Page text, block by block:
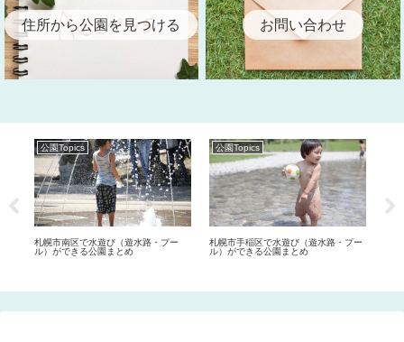
住所から公園を見つける お問い合わせ
公園Topics
札幌市南区で水遊び（遊水路・プー
ル）ができる公園まとめ
公園Topics
札幌市手稲区で水遊び（遊水路・プー
ル）ができる公園まとめ